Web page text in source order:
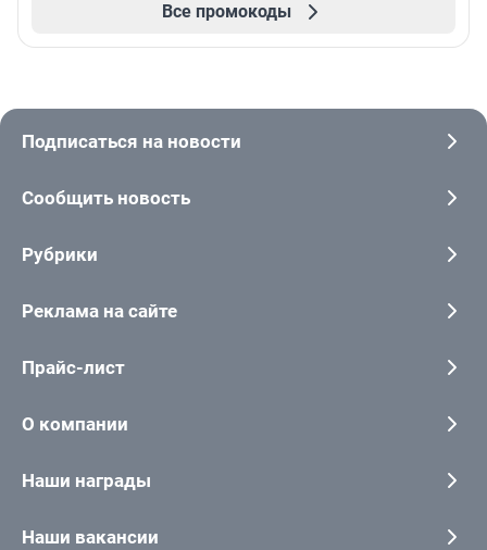
Все промокоды
Подписаться на новости
Сообщить новость
Рубрики
Реклама на сайте
Прайс-лист
О компании
Наши награды
Наши вакансии